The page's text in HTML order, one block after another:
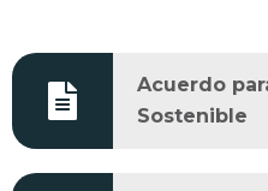
Acuerdo
Sostenible